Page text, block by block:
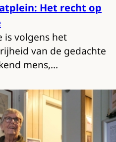
Het recht op
is volgens het
van de gedachte
mens,…